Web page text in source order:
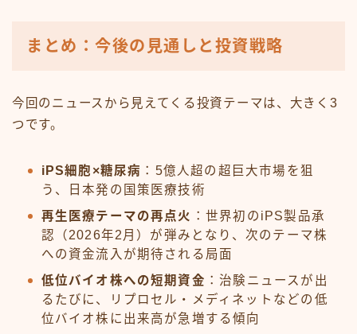
まとめ：今後の見通しと投資戦略
今回のニュースから見えてくる投資テーマは、大きく3
つです。
iPS細胞×糖尿病 ：5億人超の超巨大市場を狙
う、日本発の国策医療技術
再生医療テーマの再点火 ：世界初のiPS製品承
認（2026年2月）が弾みとなり、次のテーマ株
への資金流入が期待される局面
低位バイオ株への短期資金 ：治験ニュースが出
るたびに、リプロセル・メディネットなどの低
位バイオ株に出来高が急増する傾向